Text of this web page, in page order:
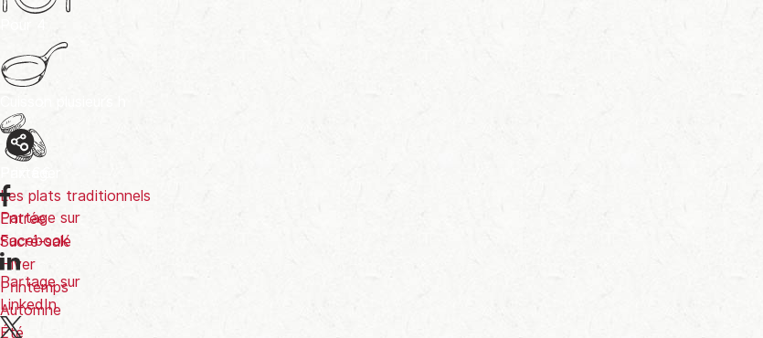
Les plats traditionnels
Entrée
Sucré-salé
Hiver
Printemps
Automne
Été
Partage sur
Facebook
Partage sur
LinkedIn